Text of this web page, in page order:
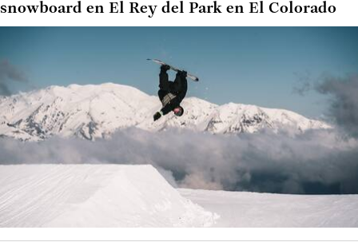
snowboard en El Rey del Park en El Colorado